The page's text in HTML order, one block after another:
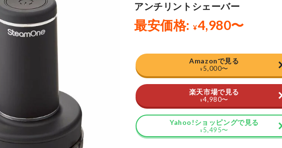
Amazonで見る
¥ 5,000〜
楽天市場で見る
¥4,980〜
Yahoo!ショッピングで見る
¥ 5,495〜